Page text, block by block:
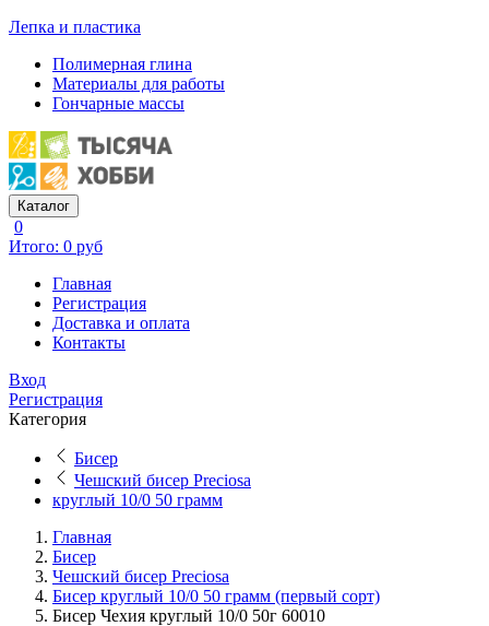
Лепка и пластика
Полимерная глина
Материалы для работы
Гончарные массы
Каталог
0
Итого: 0 руб
Главная
Регистрация
Доставка и оплата
Контакты
Вход
Регистрация
Категория
Бисер
Чешский бисер Preciosa
круглый 10/0 50 грамм
Главная
Бисер
Чешский бисер Preciosa
Бисер круглый 10/0 50 грамм (первый сорт)
Бисер Чехия круглый 10/0 50г 60010